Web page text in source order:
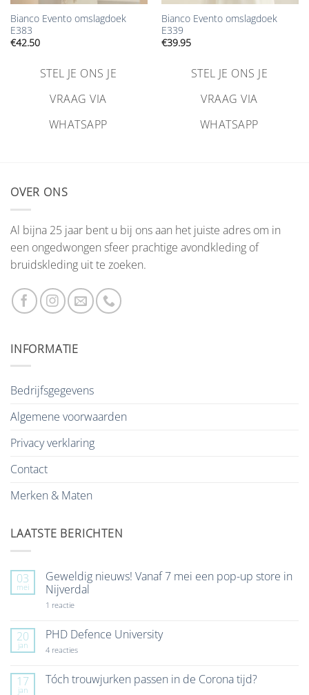
Bianco Evento omslagdoek
E383
€42.50
STEL JE ONS JE
VRAAG VIA
WHATSAPP
Bianco Evento omslagdoek
E339
€39.95
STEL JE ONS JE
VRAAG VIA
WHATSAPP
OVER ONS
Al bijna 25 jaar bent u bij ons aan het juiste adres om in
een ongedwongen sfeer prachtige avondkleding of
bruidskleding uit te zoeken.
INFORMATIE
Bedrijfsgegevens
Algemene voorwaarden
Privacy verklaring
Contact
Merken & Maten
LAATSTE BERICHTEN
03
mei
Geweldig nieuws! Vanaf 7 mei een pop-up store in
Nijverdal
1 reactieop
Vanaf
7
mei
up
store
20
jan
PHD Defence University
4 reactiesop
University
17
jan
Tóch trouwjurken passen in de Corona tijd?